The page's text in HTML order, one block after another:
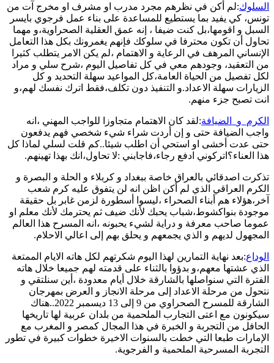
السلوك:لم أكن في نظرهم مجرد مدرب او مشرف او مخرج آت من
تونس، كي يفيد بما يستطيع للمساعدة على بناء عمل فرجوي بايسر
السبل و اقومها،بل كنت ضيفا ، إنه عمق العقلية الصحراوية،و مهما
تحاول أن تكون محترفا في سلوكك فإنهم يغمرونك بكل هذا التعامل
الإنساني المرهف في الرعاية و الاهتمام ،لم يكن الامر يتطلب كثيرا
من التعقيد، وجودهم معي في كل تفاصيل اليوم ،شرح سلي و مراد
لكل تفصيل من الحياة العامة،كل المواعيد سهلة التحديد و كل
الزيارات سهلة الاعداد.و التنفيذ دون تكلف،فقط اترك نفسك لهم،و
انت تصبح جزء منهم.
الكرم_و_الضيافة:لقد كان الاهتمام متجاوزا للواجب المهني ،انه
واجب الضيافة حتى و إن أردت شراء شيء شخصي فهم يدفعون
حتى عدت أخشى او استحي أن اطلب شيئا..كم قلت لسلي لماذا كل
هذا العناء؟اتركوني ادفع رجاء،فاجابني :لا تحاول،انك بهذا تهينهم.
تذكرت اصدقائي بالعراق خاصة ببغداد و كربلاء و الحلة و البصرة و
الكرم العراقي الذي لم أكن اظن انه لن يتفوق عليه كرم شعب
آخر،هؤلاء هم أبناء الصحراء ،ليسوا أسطورة لزمن غابر بل حقيقة
موجودة بنواكشوط،شباب يحبك لأنك ضيف ثم يحترمك لأنك معلم او
عموما صاحب معرفة و دراية لشيء يحبونه ،انه المسرح هذا العالم
المجهول لديهم و الذي يجمعهم و يحلق بهم إلى اعالي الاحلام.
الوداع:بعد نهاية التمارين لهذا اليوم شكرتهم لكل هاته الايام الممتعة
الذي عشتها معهم،و بدؤوا بالثناء على قدمته لهم جميعا خلال هاته
الفترة التي سنواصلها بالشارقة خلال أيام معدودة ،أين سنلتقي و
نتحول من مرحلة الاعداد إلى مرحلة الانجاز و العرض بمهرجان
الشارقة للمسرح الصحراوي من 9 إلى 13 ديسمبر 2022..هناك
سيكونون مع اعتى التجارب الملحمية من بلدان عربية لها تاريخها
الحافل من التجربة و الخبرة في هذا المجال كمصر و المغرب مع
الإمارات طبعا التي خطت بالسنوات الاخيرة خطوات كبيرة في تطور
التجربة المسرحية الملحمية و الفرجوية.